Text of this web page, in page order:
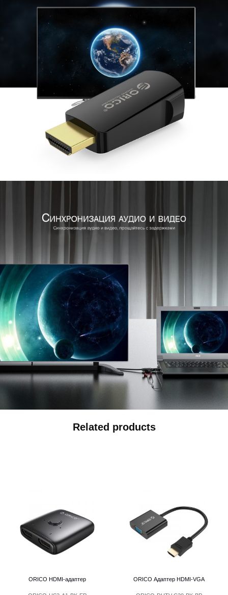
Related products
ORICO HDMI-адаптер ORICO Адаптер HDMI-VGA